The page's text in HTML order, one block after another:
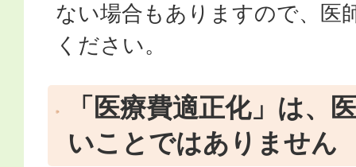
ない場合もありますので、医
ください。
「医療費適正化」は、
いことではありません